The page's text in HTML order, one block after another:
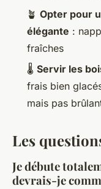
🪴 Opter pour
élégante :
fraîches
🌡 Servir les
frais bien
mais pas
Les
Je débute
devrais-je